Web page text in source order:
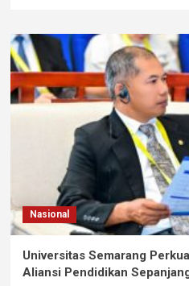
Nasional
Universitas Semarang
Aliansi Pendidikan